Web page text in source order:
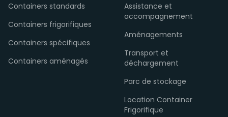
Containers standards
Containers frigorifiques
Containers spécifiques
Containers aménagés
Assistance et
accompagnement
Aménagements
Transport et
déchargement
Parc de stockage
Location Container
Frigorifique